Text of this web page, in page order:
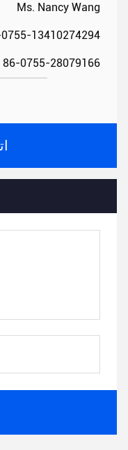
Ms. Nancy Wang
13410274294
86-0755-28079166